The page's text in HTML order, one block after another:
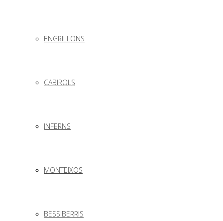
ENGRILLONS
CABIROLS
INFERNS
MONTEIXOS
BESSIBERRIS